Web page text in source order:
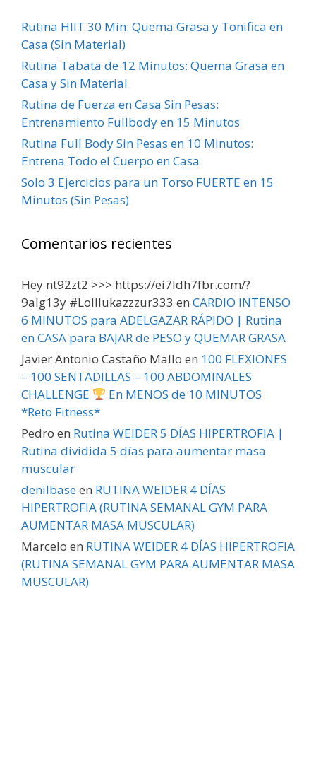
Rutina HIIT 30 Min: Quema Grasa y Tonifica en
Casa (Sin Material)
Rutina Tabata de 12 Minutos: Quema Grasa en
Casa y Sin Material
Rutina de Fuerza en Casa Sin Pesas:
Entrenamiento Fullbody en 15 Minutos
Rutina Full Body Sin Pesas en 10 Minutos:
Entrena Todo el Cuerpo en Casa
Solo 3 Ejercicios para un Torso FUERTE en 15
Minutos (Sin Pesas)
Comentarios recientes
Hey nt92zt2 >>> https://ei7ldh7fbr.com/?
9alg13y #Lolllukazzzur333 en CARDIO INTENSO
6 MINUTOS para ADELGAZAR RÁPIDO | Rutina
en CASA para BAJAR de PESO y QUEMAR GRASA
Javier Antonio Castaño Mallo en 100 FLEXIONES
– 100 SENTADILLAS – 100 ABDOMINALES
CHALLENGE
En MENOS de 10 MINUTOS
*Reto Fitness*
Pedro en Rutina WEIDER 5 DÍAS HIPERTROFIA |
Rutina dividida 5 días para aumentar masa
muscular
denilbaseen RUTINA WEIDER 4 DÍAS
HIPERTROFIA (RUTINA SEMANAL GYM PARA
AUMENTAR MASA MUSCULAR)
Marcelo en RUTINA WEIDER 4 DÍAS HIPERTROFIA
(RUTINA SEMANAL GYM PARA AUMENTAR MASA
MUSCULAR)